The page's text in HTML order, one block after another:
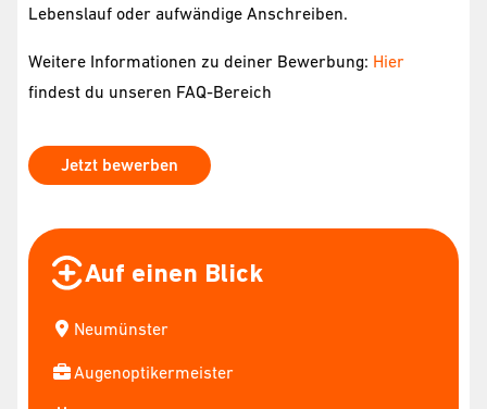
Lebenslauf oder aufwändige Anschreiben.
Weitere Informationen zu deiner Bewerbung: Hier
findest du unseren FAQ-Bereich
Jetzt bewerben
Auf einen Blick
Neumünster
Augenoptikermeister